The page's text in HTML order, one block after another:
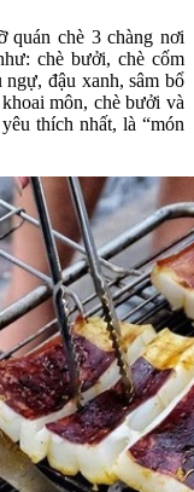
quán chè 3 chàng nơi
chè bưởi, chè cốm
đậu xanh, sâm bổ
môn, chè bưởi và
thích nhất, là “món